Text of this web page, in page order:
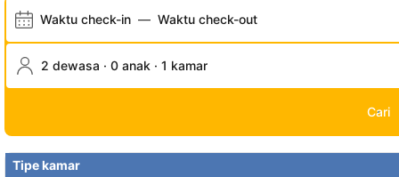
Waktu check-in — Waktu check-out
2 dewasa · 0 anak · 1 kamar
Cari
Tipe kamar